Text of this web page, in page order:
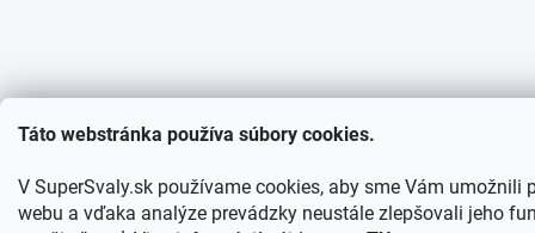
Táto webstránka používa súbory cookies.
V SuperSvaly.sk používame cookies, aby sme Vám umožnili
webu a vďaka analýze prevádzky neustále zlepšovali jeho